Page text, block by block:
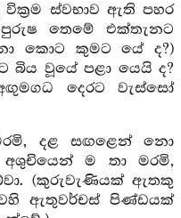
ස්වභාව ඇති පහර
තෙමේ එක්තැනට
කොට කුමට යේ ද?)
වූයේ පළා යෙයි ද?
දෙරට වැස්සෝ
දළ සඟළෙන් නො
ම තා මරමි,
(කුරුවැණියක් ඇතකු
ඇතුවර්චස් පිණ්ඩයක්